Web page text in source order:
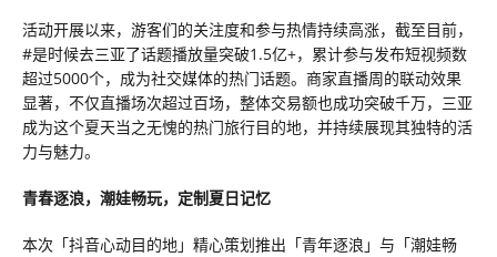
活动开展以来，游客们的关注度和参与热情持续高涨，截至目前，
#是时候去三亚了话题播放量突破1.5亿+，累计参与发布短视频数
超过5000个，成为社交媒体的热门话题。商家直播周的联动效果
显著，不仅直播场次超过百场，整体交易额也成功突破千万，三亚
成为这个夏天当之无愧的热门旅行目的地，并持续展现其独特的活
力与魅力。
青春逐浪，潮娃畅玩，定制夏日记忆
本次「抖音心动目的地」精心策划推出「青年逐浪」与「潮娃畅